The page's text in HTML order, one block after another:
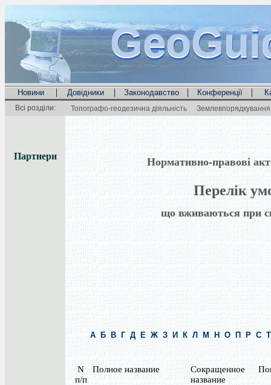
Новини | Довідники | Законодавство | Конференції |
Всі розділи: Топографо-геодезична діяльність
Партнери Нормативно-правові
Перелік
що вживаються при
А Б В Г Д Е Ж З И К Л М Н О П Р С Т
N
п/п
Полное название
Сокращенное
название